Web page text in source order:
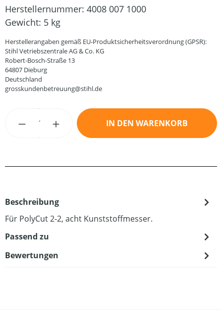
Herstellernummer: 4008 007 1000
Gewicht: 5 kg
Herstellerangaben gemäß EU-Produktsicherheitsverordnung (GPSR):
Stihl Vetriebszentrale AG & Co. KG
Robert-Bosch-Straße 13
64807 Dieburg
Deutschland
grosskundenbetreuung@stihl.de
Produkt Anzahl: Gib den gewünschten
IN DEN WARENKORB
Beschreibung
Für PolyCut 2-2, acht Kunststoffmesser.
Passend zu
Bewertungen